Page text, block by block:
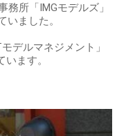
務所「IMGモデルズ」
ました。
デルマネジメント」
ます。